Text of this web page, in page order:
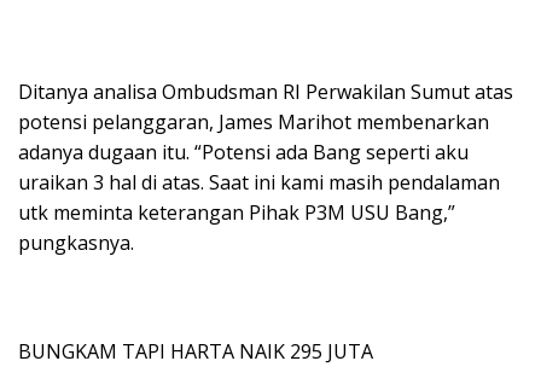
Ditanya analisa Ombudsman RI Perwakilan Sumut atas
potensi pelanggaran, James Marihot membenarkan
adanya dugaan itu. “Potensi ada Bang seperti aku
uraikan 3 hal di atas. Saat ini kami masih pendalaman
utk meminta keterangan Pihak P3M USU Bang,”
pungkasnya.
BUNGKAM TAPI HARTA NAIK 295 JUTA